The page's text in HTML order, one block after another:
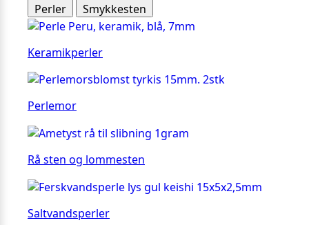
Perler Smykkesten
Keramikperler
Perlemor
Rå sten og lommesten
Saltvandsperler